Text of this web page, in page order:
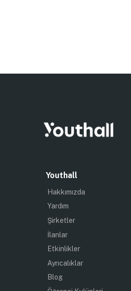
Youthall
Hakkımızda
Yardım
Şirketler
İlanlar
Etkinlikler
Ayrıcalıklar
Blog